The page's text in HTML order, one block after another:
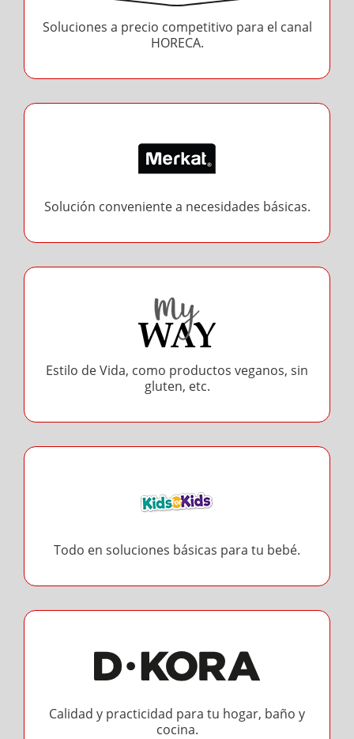
Soluciones a precio competitivo para el canal
HORECA.
Solución conveniente a necesidades básicas.
Estilo de Vida, como productos veganos, sin
gluten, etc.
Todo en soluciones básicas para tu bebé.
Calidad y practicidad para tu hogar, baño y
cocina.